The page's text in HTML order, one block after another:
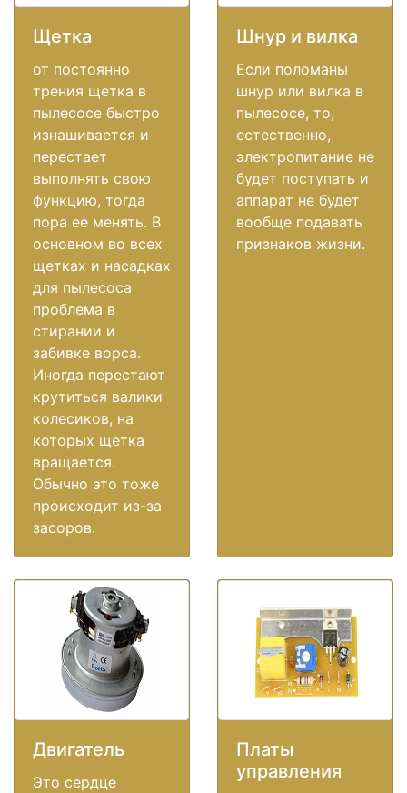
Щетка
от постоянно
трения щетка в
пылесосе быстро
изнашивается и
перестает
выполнять свою
функцию, тогда
пора ее менять. В
основном во всех
щетках и насадках
для пылесоса
проблема в
стирании и
забивке ворса.
Иногда перестают
крутиться валики
колесиков, на
которых щетка
вращается.
Обычно это тоже
происходит из-за
засоров.
Шнур и вилка
Если поломаны
шнур или вилка в
пылесосе, то,
естественно,
электропитание не
будет поступать и
аппарат не будет
вообще подавать
признаков жизни.
Двигатель
Это сердце
Платы
управления